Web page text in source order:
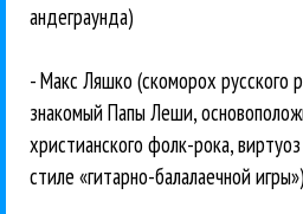
андеграунда)
- Макс Ляшко (скоморох русского
знакомый Папы Леши,
христианского фолк-рока,
стиле «гитарно-балалаечной игры»)